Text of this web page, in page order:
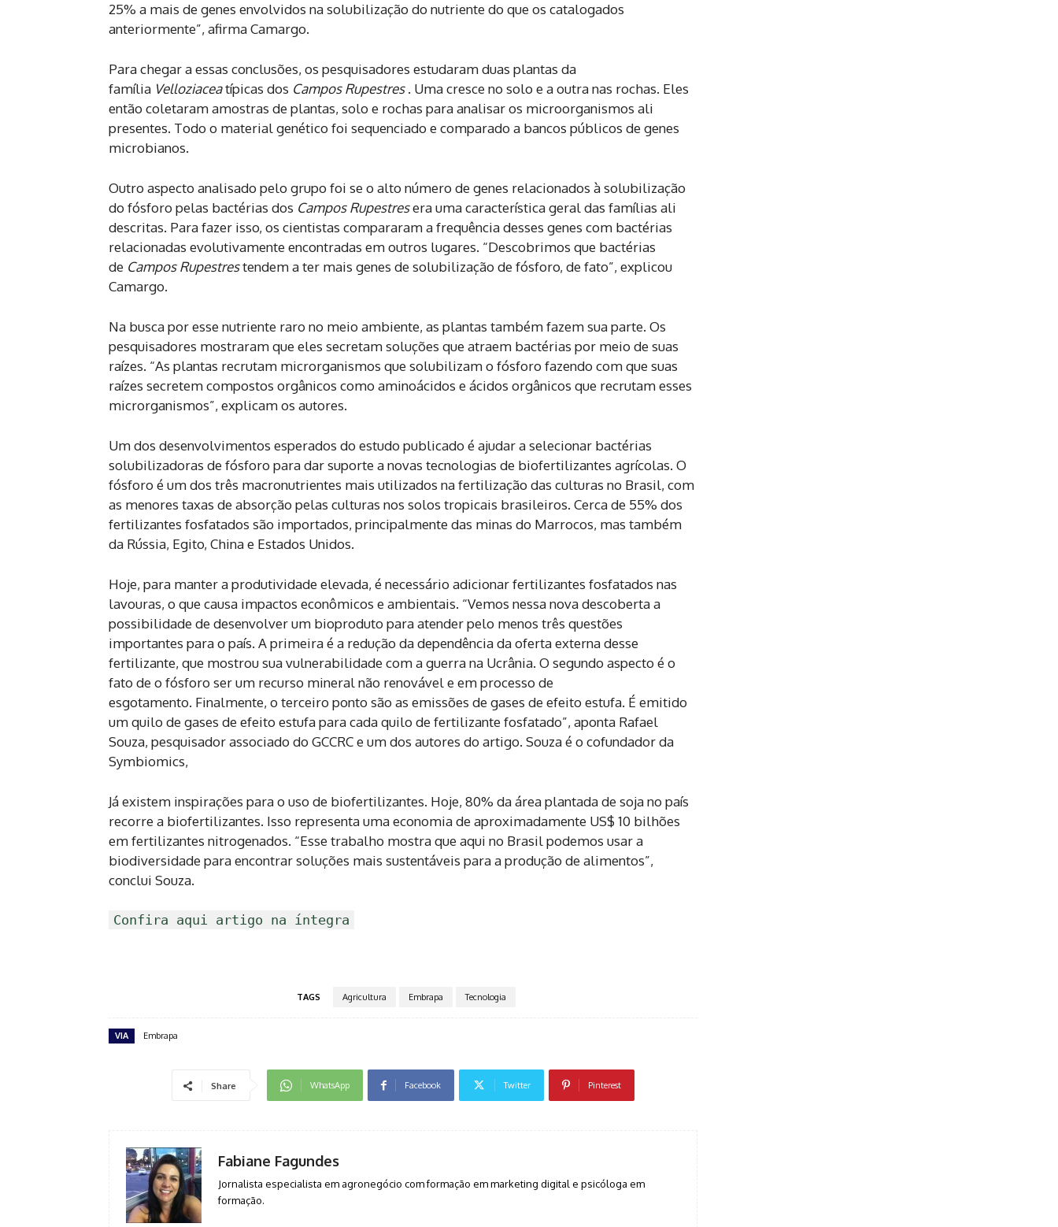
25% a mais de genes envolvidos na solubilização do nutriente do que os catalogados
anteriormente”, afirma Camargo.
Para chegar a essas conclusões, os pesquisadores estudaram duas plantas da
família Velloziaceatípicas dos Campos Rupestres. Uma cresce no solo e a outra nas rochas. Eles
então coletaram amostras de plantas, solo e rochas para analisar os microorganismos ali
presentes. Todo o material genético foi sequenciado e comparado a bancos públicos de genes
microbianos.
Outro aspecto analisado pelo grupo foi se o alto número de genes relacionados à solubilização
do fósforo pelas bactérias dos Campos Rupestresera uma característica geral das famílias ali
descritas. Para fazer isso, os cientistas compararam a frequência desses genes com bactérias
relacionadas evolutivamente encontradas em outros lugares. “Descobrimos que bactérias
de Campos Rupestrestendem a ter mais genes de solubilização de fósforo, de fato”, explicou
Camargo.
Na busca por esse nutriente raro no meio ambiente, as plantas também fazem sua parte. Os
pesquisadores mostraram que eles secretam soluções que atraem bactérias por meio de suas
raízes. “As plantas recrutam microrganismos que solubilizam o fósforo fazendo com que suas
raízes secretem compostos orgânicos como aminoácidos e ácidos orgânicos que recrutam esses
microrganismos”, explicam os autores.
Um dos desenvolvimentos esperados do estudo publicado é ajudar a selecionar bactérias
solubilizadoras de fósforo para dar suporte a novas tecnologias de biofertilizantes agrícolas. O
fósforo é um dos três macronutrientes mais utilizados na fertilização das culturas no Brasil, com
as menores taxas de absorção pelas culturas nos solos tropicais brasileiros. Cerca de 55% dos
fertilizantes fosfatados são importados, principalmente das minas do Marrocos, mas também
da Rússia, Egito, China e Estados Unidos.
Hoje, para manter a produtividade elevada, é necessário adicionar fertilizantes fosfatados nas
lavouras, o que causa impactos econômicos e ambientais. “Vemos nessa nova descoberta a
possibilidade de desenvolver um bioproduto para atender pelo menos três questões
importantes para o país. A primeira é a redução da dependência da oferta externa desse
fertilizante, que mostrou sua vulnerabilidade com a guerra na Ucrânia. O segundo aspecto é o
fato de o fósforo ser um recurso mineral não renovável e em processo de
esgotamento. Finalmente, o terceiro ponto são as emissões de gases de efeito estufa. É emitido
um quilo de gases de efeito estufa para cada quilo de fertilizante fosfatado”, aponta Rafael
Souza, pesquisador associado do GCCRC e um dos autores do artigo. Souza é o cofundador da
Symbiomics,
Já existem inspirações para o uso de biofertilizantes. Hoje, 80% da área plantada de soja no país
recorre a biofertilizantes. Isso representa uma economia de aproximadamente US$ 10 bilhões
em fertilizantes nitrogenados. “Esse trabalho mostra que aqui no Brasil podemos usar a
biodiversidade para encontrar soluções mais sustentáveis ​​para a produção de alimentos”,
conclui Souza.
Confira aqui artigo na íntegra
TAGS Agricultura Embrapa Tecnologia
VIA Embrapa
Share WhatsApp Facebook Twitter Pinterest
Fabiane Fagundes
Jornalista especialista em agronegócio com formação em marketing digital e psicóloga em
formação.